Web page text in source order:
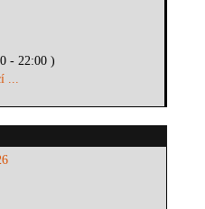
- 22:00 )
...